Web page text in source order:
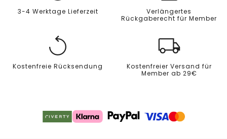
3-4 Werktage Lieferzeit
Verlängertes
Rückgaberecht für Member
Kostenfreie Rücksendung
Kostenfreier Versand für
Member ab 29€